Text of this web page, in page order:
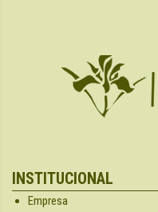
INSTITUCIONAL
Empresa